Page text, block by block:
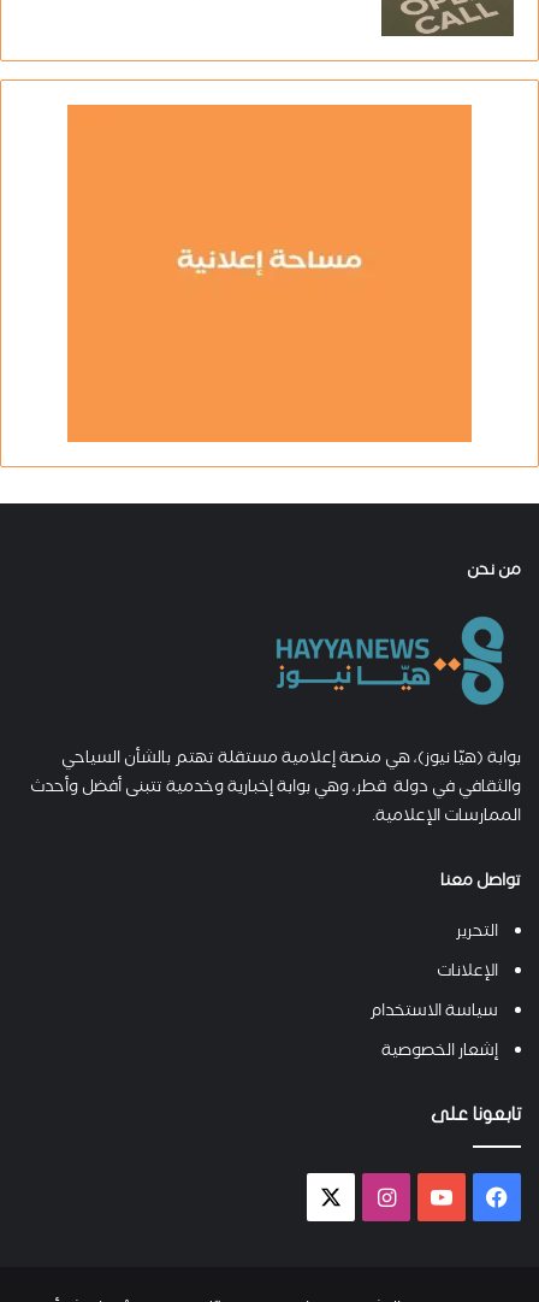
من نحن
بوابة (هيّا نيوز)، هي منصة إعلامية مستقلة تهتم بالشأن السياحي
والثقافي في دولة قطر، وهي بوابة إخبارية وخدمية تتبنى أفضل وأحدث
الممارسات الإعلامية.
تواصل معنا
التحرير
الإعلانات
سياسة الاستخدام
إشعار الخصوصية
تابعونا على
فيسبوك يوتيوب انستقرام